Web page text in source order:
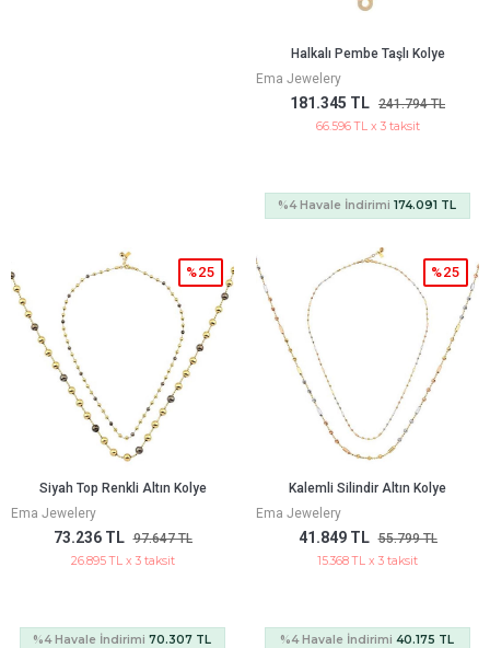
Halkalı Pembe Taşlı Kolye
Ema Jewelery
181.345 TL 241.794 TL
66.596 TL x 3 taksit
%4 Havale İndirimi174.091 TL
Siyah Top Renkli Altın Kolye
Ema Jewelery
73.236 TL 97.647 TL
%25
26.895 TL x 3 taksit
%4 Havale İndirimi70.307 TL
Kalemli Silindir Altın Kolye
Ema Jewelery
41.849 TL 55.799 TL
%25
15.368 TL x 3 taksit
%4 Havale İndirimi40.175 TL